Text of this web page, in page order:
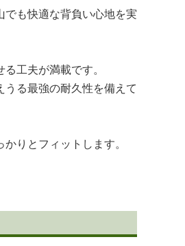
も快適な背負い心地を実
工夫が満載です。
る最強の耐久性を備えて
りとフィットします。